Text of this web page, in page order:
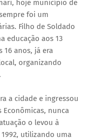
hoje município de
foi um
Filho de Soldado
educação aos 13
16 anos, já era
organizando
a cidade e ingressou
Econômicas, nunca
o levou à
utilizando uma